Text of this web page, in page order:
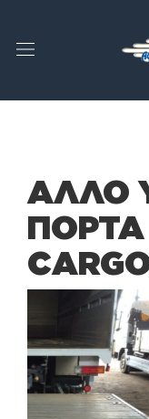
ΑΛΛΟ
ΠΟΡΤΑ